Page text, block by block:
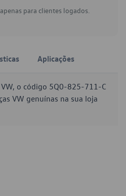
para clientes logados.
Aplicações
o código 5Q0-825-711-C
VW genuínas na sua loja